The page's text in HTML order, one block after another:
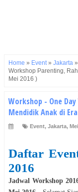
Home » Event» Jakarta »
Workshop Parenting,
Mei 2016 )
Workshop - One
Mendidik Anak di
Event, Jakarta, Mei
Daftar
2016
Jadwal Workshop